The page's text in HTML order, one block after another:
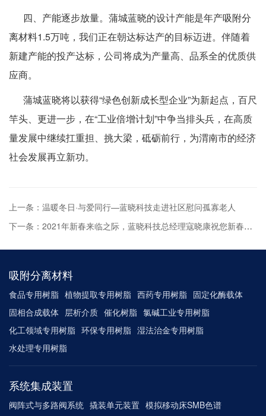
四、产能逐步放量。蒲城蓝晓的设计产能是年产吸附分
离材料1.5万吨，我们正在朝达标达产的目标迈进。伴随着
新建产能的投产达标，公司将成为产量高、品系全的优质供
应商。
蒲城蓝晓将以获得“绿色创新成长型企业”为新起点，百尺
竿头、更进一步，在“工业倍增计划”中争当排头兵，在高质
量发展中继续扛重担、挑大梁，砥砺前行，为渭南市的经济
社会发展再立新功。
上一条：温暖冬日·与爱同行—蓝晓科技走进社区慰问孤寡老人
下一条：2021年新春来临之际，蓝晓科技总经理寇晓康祝您新春快乐！
吸附分离材料
食品专用树脂 植物提取专用树脂 西药专用树脂 固定化酶载体
固相合成载体 层析介质 催化树脂 氯碱工业专用树脂
化工领域专用树脂 环保专用树脂 湿法治金专用树脂
水处理专用树脂
系统集成装置
阀阵式与多路阀系统 撬装单元装置 模拟移动床SMB色谱